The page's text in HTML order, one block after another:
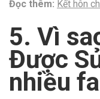
Đọc thêm: Kết hôn
5. Vì
Được
nhiều